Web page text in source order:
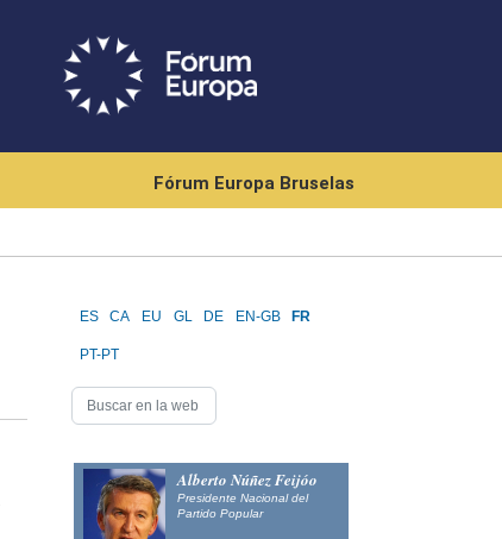
Fórum Europa Bruselas
ES CA EU GL DE EN-GB FR
PT-PT
Alberto Núñez Feijóo
Presidente Nacional del
Partido Popular